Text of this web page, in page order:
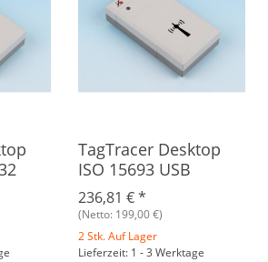
TagTracer Desktop
ISO 15693 USB
236,81 €*
(Netto: 199,00 €)
2 Stk. Auf Lager
Lieferzeit: 1 - 3 Werktage